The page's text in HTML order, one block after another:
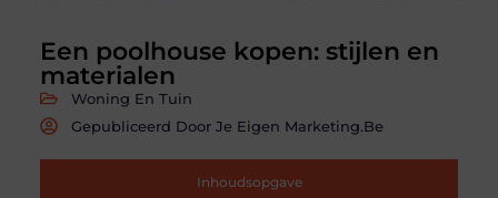
Een poolhouse kopen: stijlen en
materialen
Woning En Tuin
Gepubliceerd Door Je Eigen Marketing.be
Inhoudsopgave